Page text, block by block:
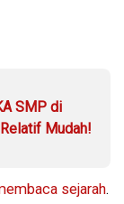
SMP di
Mudah!
sejarah.